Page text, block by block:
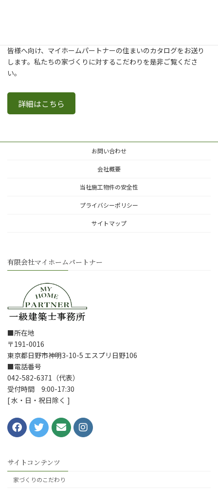
皆様へ向け、マイホームパートナーの住まいのカタログをお送り
します。私たちの家づくりに対するこだわりを是非ご覧くださ
い。
詳細はこちら
お問い合わせ
会社概要
当社施工物件の安全性
プライバシーポリシー
サイトマップ
有限会社マイホームパートナー
■所在地
〒191-0016
東京都日野市神明3-10-5 エスプリ日野106
■電話番号
042-582-6371（代表）
受付時間 9:00-17:30
[ 水・日・祝日除く ]
サイトコンテンツ
家づくりのこだわり